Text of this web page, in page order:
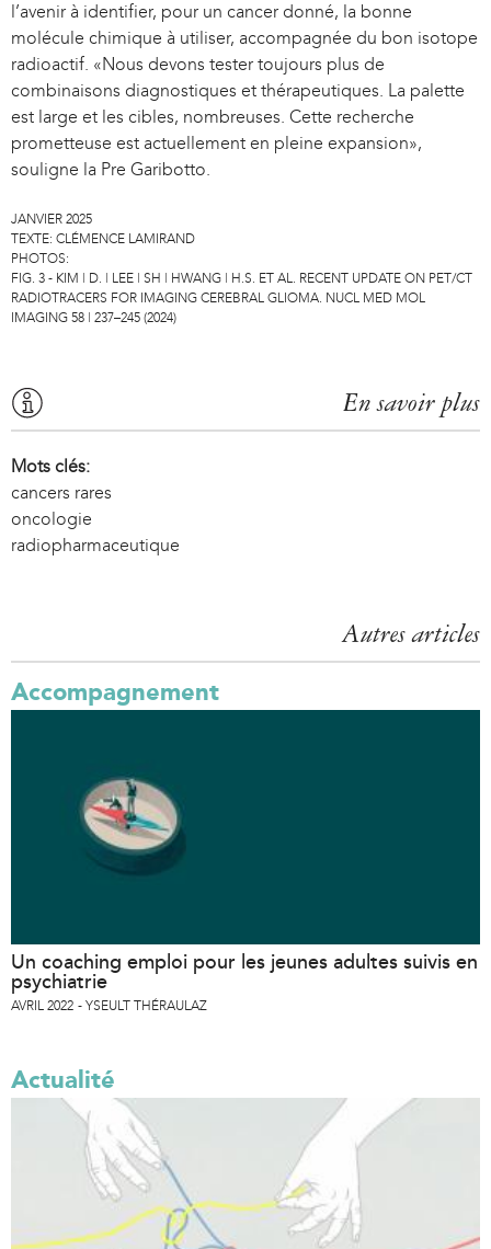
l’avenir à identifier, pour un cancer donné, la bonne
molécule chimique à utiliser, accompagnée du bon isotope
radioactif. «Nous devons tester toujours plus de
combinaisons diagnostiques et thérapeutiques. La palette
est large et les cibles, nombreuses. Cette recherche
prometteuse est actuellement en pleine expansion»,
souligne la Pre Garibotto.
JANVIER 2025
TEXTE: CLÉMENCE LAMIRAND
PHOTOS:
FIG. 3 - KIM | D. | LEE | SH | HWANG | H.S. ET AL. RECENT UPDATE ON PET/CT
RADIOTRACERS FOR IMAGING CEREBRAL GLIOMA. NUCL MED MOL
IMAGING 58 | 237–245 (2024)
En savoir plus
Mots clés:
cancers rares
oncologie
radiopharmaceutique
Autres articles
Accompagnement
Un coaching emploi pour les jeunes adultes suivis en
psychiatrie
AVRIL 2022 YSEULT THÉRAULAZ
Actualité